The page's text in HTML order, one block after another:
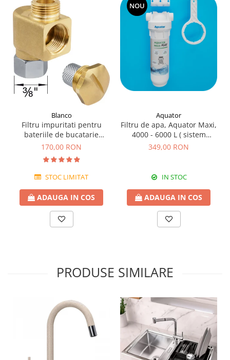
Blanco
Filtru impuritati pentru
bateriile de bucatarie
Blanco
170,00 RON
STOC LIMITAT
ADAUGA IN COS
NOU
Aquator
Filtru de apa, Aquator Maxi,
4000 - 6000 L ( sistem
complet )
349,00 RON
IN STOC
ADAUGA IN COS
PRODUSE SIMILARE